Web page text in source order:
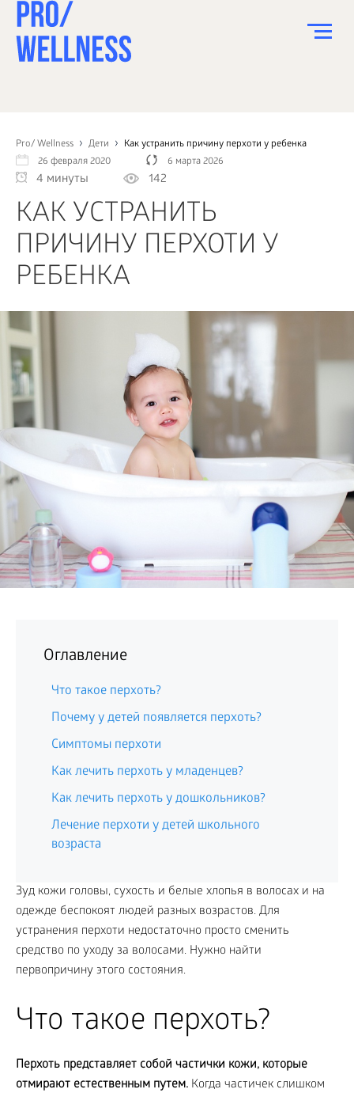
Pro/ Wellness Дети
Как устранить причину перхоти у ребенка
26 февраля 2020
6 марта 2026
4 минуты 142
КАК УСТРАНИТЬ
ПРИЧИНУ ПЕРХОТИ У
РЕБЕНКА
Оглавление
Что такое перхоть?
Почему у детей появляется перхоть?
Симптомы перхоти
Как лечить перхоть у младенцев?
Как лечить перхоть у дошкольников?
Лечение перхоти у детей школьного
возраста
Зуд кожи головы, сухость и белые хлопья в волосах и на
одежде беспокоят людей разных возрастов. Для
устранения перхоти недостаточно просто сменить
средство по уходу за волосами. Нужно найти
первопричину этого состояния.
Что такое перхоть?
Перхоть представляет собой частички кожи, которые
отмирают естественным путем. Когда частичек слишком
СПОРТ
ЗДОРОВЬЕ
КРАСОТА
ПСИХОЛОГИЯ
ДЕТИ